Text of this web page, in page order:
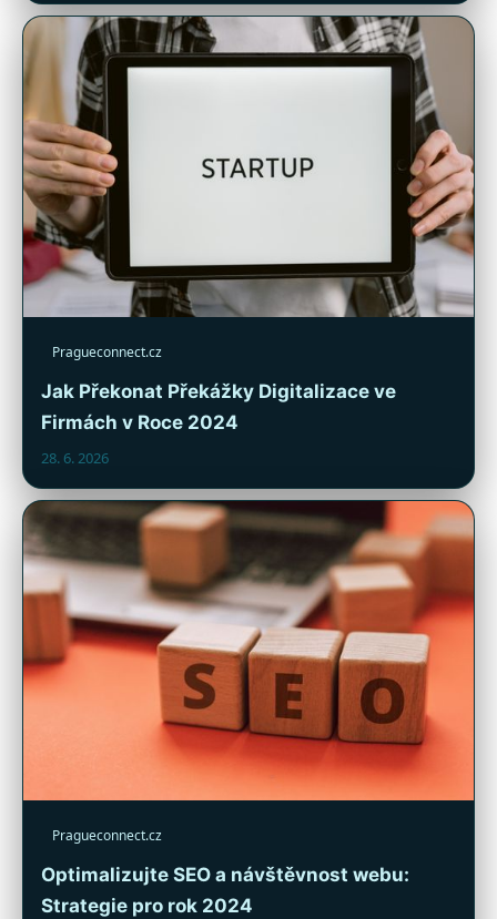
Pragueconnect.cz
Jak Překonat Překážky Digitalizace ve
Firmách v Roce 2024
28. 6. 2026
Pragueconnect.cz
Optimalizujte SEO a návštěvnost webu:
Strategie pro rok 2024